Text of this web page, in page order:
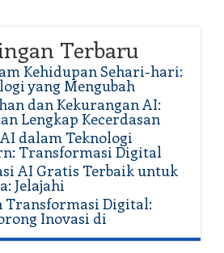
Terbaru
Kehidupan Sehari-hari:
yang Mengubah
dan Kekurangan AI:
Lengkap Kecerdasan
dalam Teknologi
Transformasi Digital
AI Gratis Terbaik untuk
Jelajahi
Transformasi Digital:
Inovasi di